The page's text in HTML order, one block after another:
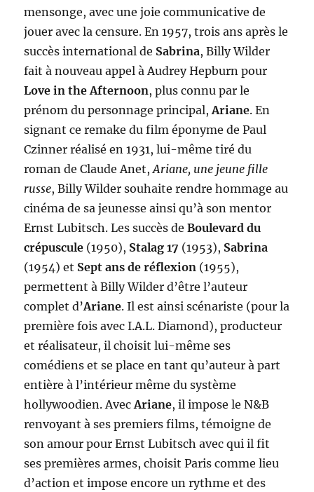
mensonge, avec une joie communicative de
jouer avec la censure. En 1957, trois ans après le
succès international de Sabrina, Billy Wilder
fait à nouveau appel à Audrey Hepburn pour
Love in the Afternoon, plus connu par le
prénom du personnage principal,Ariane. En
signant ce remake du film éponyme de Paul
Czinner réalisé en 1931, lui-même tiré du
roman de Claude Anet,Ariane, une jeune fille
russe, Billy Wilder souhaite rendre hommage au
cinéma de sa jeunesse ainsi qu’à son mentor
Ernst Lubitsch. Les succès deBoulevard du
crépuscule (1950), Stalag 17 (1953), Sabrina
(1954) et Sept ans de réflexion (1955),
permettent à Billy Wilder d’être l’auteur
complet d’Ariane. Il est ainsi scénariste (pour la
première fois avec I.A.L. Diamond), producteur
et réalisateur, il choisit lui-même ses
comédiens et se place en tant qu’auteur à part
entière à l’intérieur même du système
hollywoodien. AvecAriane, il impose le N&B
renvoyant à ses premiers films, témoigne de
son amour pour Ernst Lubitsch avec qui il fit
ses premières armes, choisit Paris comme lieu
d’action et impose encore un rythme et des